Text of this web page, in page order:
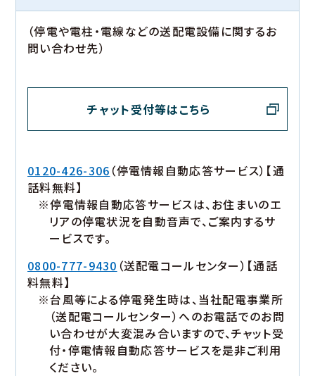
（停電や電柱・電線などの送配電設備に関するお
問い合わせ先）
チャット受付等はこちら
0120-426-306 （停電情報自動応答サービス）【通
話料無料】
※停電情報自動応答サービスは、お住まいのエ
リアの停電状況を自動音声で、ご案内するサ
ービスです。
0800-777-9430 （送配電コールセンター）【通話
料無料】
※台風等による停電発生時は、当社配電事業所
（送配電コールセンター）へのお電話でのお問
い合わせが大変混み合いますので、チャット受
付・停電情報自動応答サービスを是非ご利用
ください。